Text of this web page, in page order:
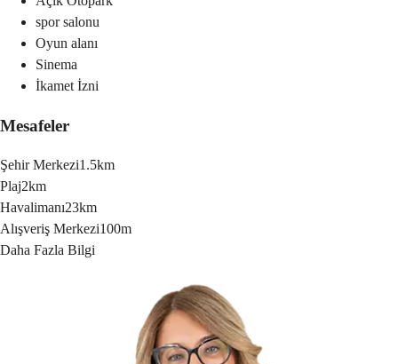
spor salonu
Oyun alanı
Sinema
İkamet İzni
Mesafeler
Şehir Merkezi1.5km
Plaj2km
Havalimanı23km
Alışveriş Merkezi100m
Daha Fazla Bilgi